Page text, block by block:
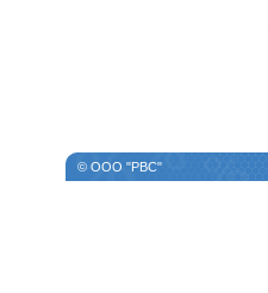
© ООО "РВС"